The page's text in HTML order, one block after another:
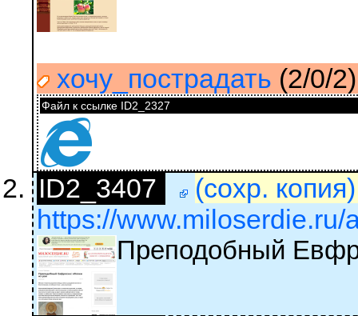
хочу_пострадать (2/0/2)
Файл к ссылке ID2_2327
ID2_3407
(сохр.
https://
Преподобный